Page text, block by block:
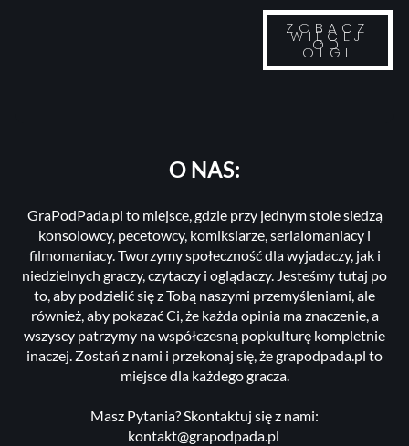
ZOBACZ
WIĘCEJ
OD
OLGI
O NAS:
GraPodPada.pl to miejsce, gdzie przy jednym stole siedzą
konsolowcy, pecetowcy, komiksiarze, serialomaniacy i
filmomaniacy. Tworzymy społeczność dla wyjadaczy, jak i
niedzielnych graczy, czytaczy i oglądaczy. Jesteśmy tutaj po
to, aby podzielić się z Tobą naszymi przemyśleniami, ale
również, aby pokazać Ci, że każda opinia ma znaczenie, a
wszyscy patrzymy na współczesną popkulturę kompletnie
inaczej. Zostań z nami i przekonaj się, że grapodpada.pl to
miejsce dla każdego gracza.
Masz Pytania? Skontaktuj się z nami:
kontakt@grapodpada.pl